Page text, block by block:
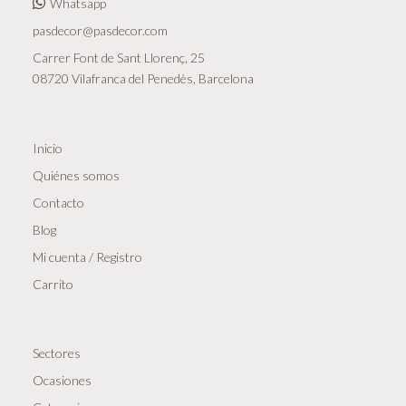
newsletters,
comunicaciones
comerciales
del
tratamiento:
Whatsapp
pasdecor@pasdecor.com
Carrer Font de Sant Llorenç, 25
08720 Vilafranca del Penedès, Barcelona
Inicio
Quiénes somos
Contacto
Blog
Mi cuenta / Registro
Carrito
Sectores
Ocasiones